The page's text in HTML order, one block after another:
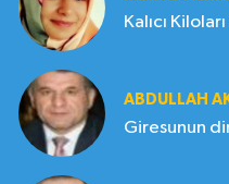
Kalıcı
ABDULLAH
Giresunun